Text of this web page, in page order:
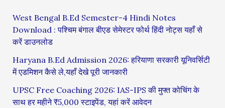
West Bengal B.Ed Semester-4 Hindi Notes
Download : पश्चिम बंगाल बीएड सेमेस्टर फोर्थ हिंदी नोट्स यहाँ से
करें डाउनलोड
Haryana B.Ed Admission 2026: हरियाणा सरकारी यूनिवर्सिटी
में एडमिशन कैसे ले,यहाँ देखे पूरी जानकारी
UPSC Free Coaching 2026: IAS-IPS की मुफ्त कोचिंग के
साथ हर महीने ₹5,000 स्टाइपेंड, यहां करें आवेदन